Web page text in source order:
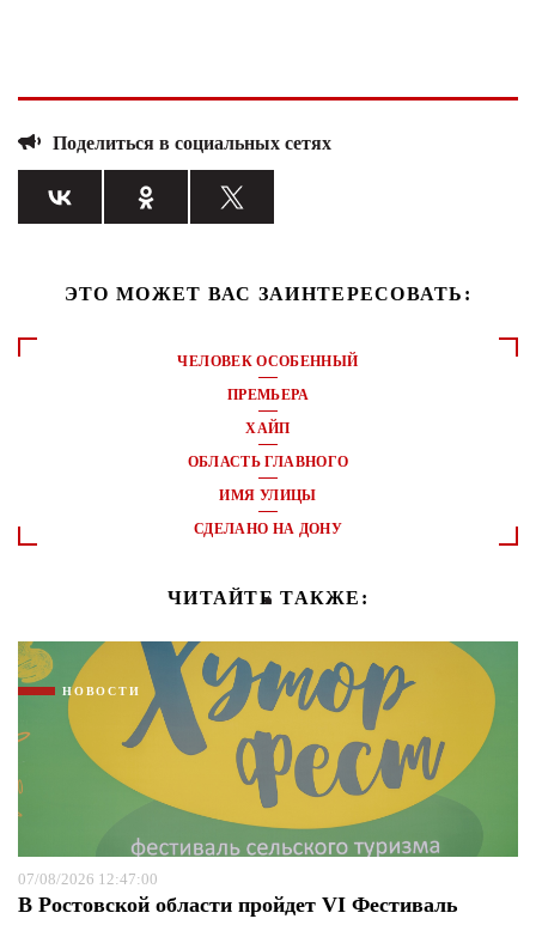
Поделиться в социальных сетях
ЭТО МОЖЕТ ВАС ЗАИНТЕРЕСОВАТЬ:
ЧЕЛОВЕК ОСОБЕННЫЙ
ПРЕМЬЕРА
ХАЙП
ОБЛАСТЬ ГЛАВНОГО
ИМЯ УЛИЦЫ
СДЕЛАНО НА ДОНУ
ЧИТАЙТЕ ТАКЖЕ:
НОВОСТИ
07/08/2026 12:47:00
В Ростовской области пройдет VI Фестиваль